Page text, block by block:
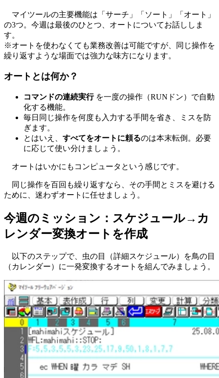
マイツールの主要機能は「サーチ」「ソート」「オート」
の3つ。今週は最後のひとつ、オートについてお話ししま
す。
※オートを使わなくても業務改善は可能ですが、同じ操作を
繰り返すような場面では強力な味方になります。
オートとは何か？
コマンドの連続実行を一度の操作（RUNドン）で自動
化する機能。
毎日同じ操作を何度も入力する手間を省き、ミスを防
ぎます。
とはいえ、 すべてをオートに頼るのは本末転倒。必要
に応じて使い分けましょう。
オートはいかにもコンピュータという感じです。
同じ操作を百回も繰り返すなら、その手間とミスを避ける
ために、迷わずオートに任せましょう。
今週のミッション：スケジュール→カ
レンダー変換オートを作成
以下のステップで、虫の目（詳細スケジュール）を鳥の目
（カレンダー）に一発変換するオートを組んでみましょう。